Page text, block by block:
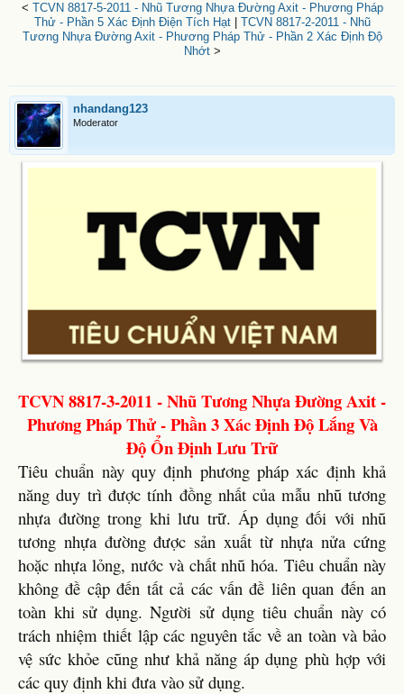
< TCVN 8817-5-2011 - Nhũ Tương Nhựa Đường Axit - Phương Pháp
Thử - Phần 5 Xác Định Điện Tích Hạt| TCVN 8817-2-2011 - Nhũ
Tương Nhựa Đường Axit - Phương Pháp Thử - Phần 2 Xác Định Độ
Nhớt>
nhandang123
Moderator
TCVN 8817-3-2011 - Nhũ Tương Nhựa Đường Axit -
Phương Pháp Thử - Phần 3 Xác Định Độ Lắng Và
Độ Ổn Định Lưu Trữ
Tiêu chuẩn này quy định phương pháp xác định khả
năng duy trì được tính đồng nhất của mẫu nhũ tương
nhựa đường trong khi lưu trữ. Áp dụng đối với nhũ
tương nhựa đường được sản xuất từ nhựa nửa cứng
hoặc nhựa lỏng, nước và chất nhũ hóa. Tiêu chuẩn này
không đề cập đến tất cả các vấn đề liên quan đến an
toàn khi sử dụng. Người sử dụng tiêu chuẩn này có
trách nhiệm thiết lập các nguyên tắc về an toàn và bảo
vệ sức khỏe cũng như khả năng áp dụng phù hợp với
các quy định khi đưa vào sử dụng.